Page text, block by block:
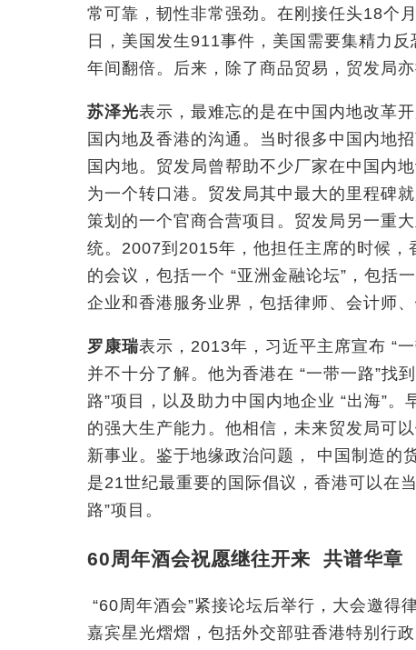
常可靠，韧性非常强劲。在刚接任头18个
日，美国发生911事件，美国需要集精力
年间翻倍。后来，除了商品贸易，贸发局
苏泽光表示，最难忘的是在中国内地改革
国内地及香港的沟通。当时很多中国内地
国内地。贸发局曾帮助不少厂家在中国内
为一个转口港。贸发局其中最大的里程碑
策划的一个官商合营项目。贸发局另一重
统。2007到2015年，他担任主席的时候
的会议，包括一个 “亚洲金融论坛”，包括
企业和香港服务业界，包括律师、会计师
罗康瑞表示，2013年，习近平主席宣布 “一
并不十分了解。他为香港在 “一带一路”找
路”项目，以及助力中国内地企业 “出海”
的强大生产能力。他相信，未来贸发局可
新事业。鉴于地缘政治问题 ，
中国制造的
是21世纪最重要的国际倡议，香港可以在
路”项目。
60周年酒会祝愿继往开来 共谱华章
“60周年酒会”紧接论坛后举行，大会邀得
嘉宾星光熠熠，包括外交部驻香港特别行